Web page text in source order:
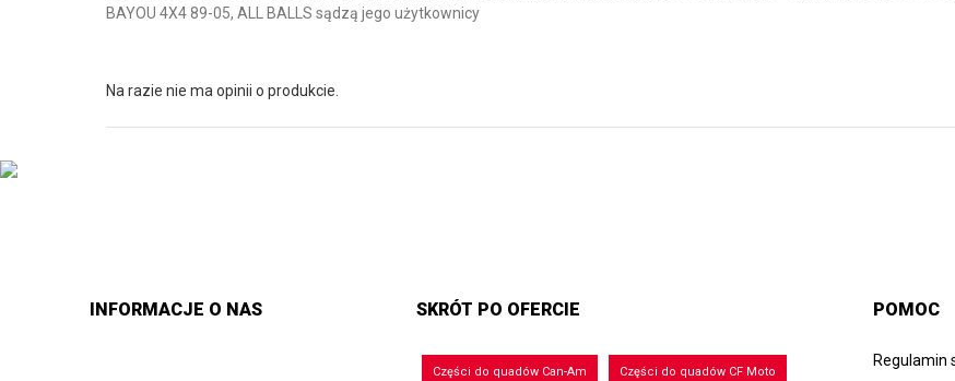
BAYOU 4X4 89-05, ALL BALLS sądzą jego użytkownicy
Na razie nie ma opinii o produkcie.
INFORMACJE O NAS SKRÓT PO OFERCIE
Części do quadów Can-Am Części do quadów CF Moto
POMOC
Regulamin